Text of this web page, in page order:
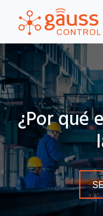
¿Por qué